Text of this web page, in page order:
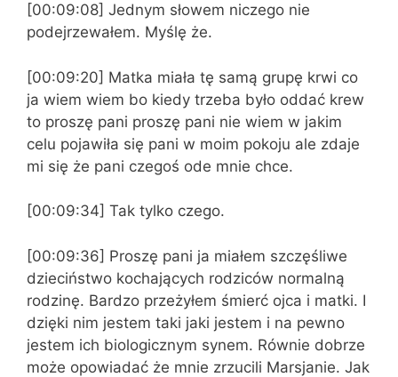
[00:09:08] Jednym słowem niczego nie
podejrzewałem. Myślę że.
[00:09:20] Matka miała tę samą grupę krwi co
ja wiem wiem bo kiedy trzeba było oddać krew
to proszę pani proszę pani nie wiem w jakim
celu pojawiła się pani w moim pokoju ale zdaje
mi się że pani czegoś ode mnie chce.
[00:09:34] Tak tylko czego.
[00:09:36] Proszę pani ja miałem szczęśliwe
dzieciństwo kochających rodziców normalną
rodzinę. Bardzo przeżyłem śmierć ojca i matki. I
dzięki nim jestem taki jaki jestem i na pewno
jestem ich biologicznym synem. Równie dobrze
może opowiadać że mnie zrzucili Marsjanie. Jak